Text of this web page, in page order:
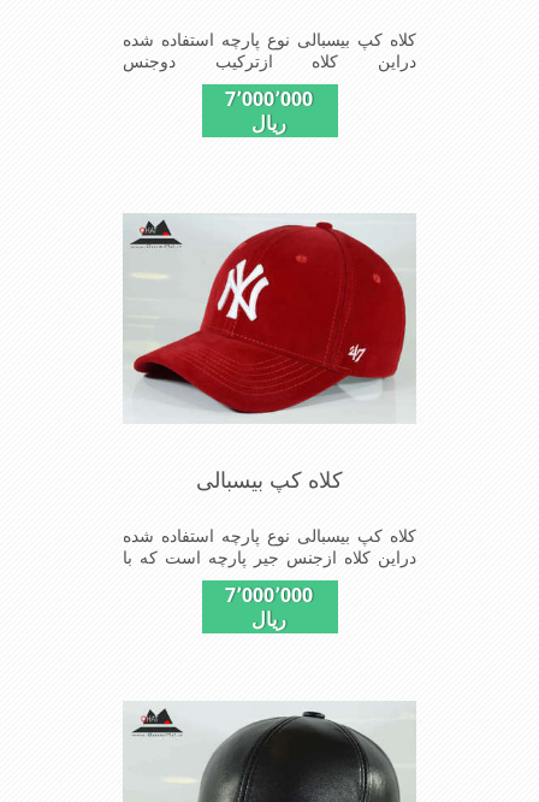
کلاه کپ بیسبالی نوع پارچه استفاده شده
دراین کلاه ازترکیب دوجنس
کتان(پنبه)وپلیستراست که با بندگیرپشت
کلاه ازسایز56الی60قابل استفاده است
ونقاب که مناسب این شکل ازکلاه است
in chaina
7٬000٬000
ریال
کلاه کپ بیسبالی
کلاه کپ بیسبالی نوع پارچه استفاده شده
دراین کلاه ازجنس جیر پارچه است که با
استفاده است ونقاب که مناسب این شکل
ازکلاه است شیک و مناسب افراد خوش
7٬000٬000
ریال